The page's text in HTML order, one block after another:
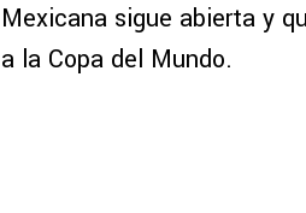
Mexicana sigue abierta y
a la Copa del Mundo.